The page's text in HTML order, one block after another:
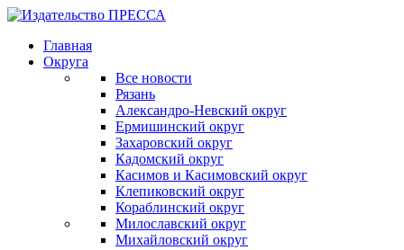
Главная
Округа
Все новости
Рязань
Александро-Невский округ
Ермишинский округ
Захаровский округ
Кадомский округ
Касимов и Касимовский округ
Клепиковский округ
Кораблинский округ
Милославский округ
Михайловский округ